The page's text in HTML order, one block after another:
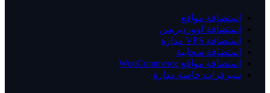
استضافة مواقع
استضافة لووردبريس
استضافة VPS مدارة
استضافة سحابية
استضافة مواقع WooCommerce
سيرفرات خاصة مدارة